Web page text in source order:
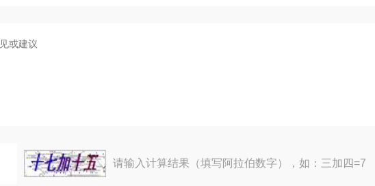
请输入计算结果（填写阿拉伯数字），如：三加四=7